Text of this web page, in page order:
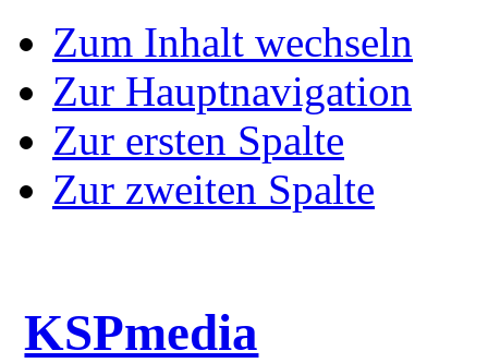
Zum Inhalt wechseln
Zur Hauptnavigation
Zur ersten Spalte
Zur zweiten Spalte
KSPmedia